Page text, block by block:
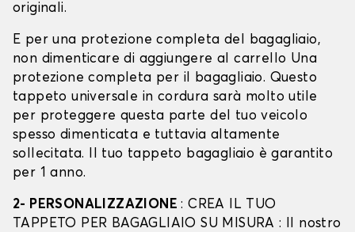
originali.
E per una protezione completa del bagagliaio,
non dimenticare di aggiungere al carrello Una
protezione completa per il bagagliaio. Questo
tappeto universale in cordura sarà molto utile
per proteggere questa parte del tuo veicolo
spesso dimenticata e tuttavia altamente
sollecitata. Il tuo tappeto bagagliaio è garantito
per 1 anno.
2- PERSONALIZZAZIONE: CREA IL TUO
TAPPETO PER BAGAGLIAIO SU MISURA : Il nostro